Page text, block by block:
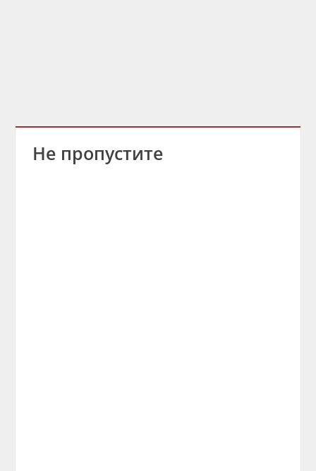
Не пропустите